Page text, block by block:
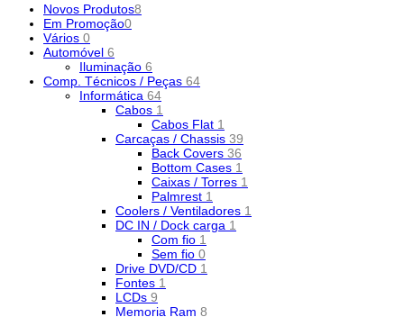
Novos Produtos8
Em Promoção0
Vários 0
Automóvel 6
Iluminação 6
Comp. Técnicos / Peças 64
Informática 64
Cabos 1
Cabos Flat 1
Carcaças / Chassis 39
Back Covers 36
Bottom Cases 1
Caixas / Torres 1
Palmrest 1
Coolers / Ventiladores 1
DC IN / Dock carga 1
Com fio 1
Sem fio 0
Drive DVD/CD 1
Fontes 1
LCDs 9
Memoria Ram 8